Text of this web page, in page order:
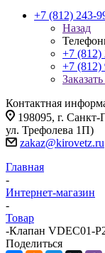
+7 (812) 243-
Назад
+7 (812)
+7 (812)
Контактная
198095, г.
ул. Трефолева 1П)
zakaz@kirovetz.ru
Главная
-
Интернет-магазин
-
Товар
-Клапан VDEC01-
Поделиться